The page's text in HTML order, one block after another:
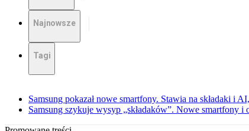
Najnowsze
Tagi
Samsung pokazał nowe smartfony. Stawia na składaki i
Samsung szykuje wysyp „składaków”. Nowe smartfony